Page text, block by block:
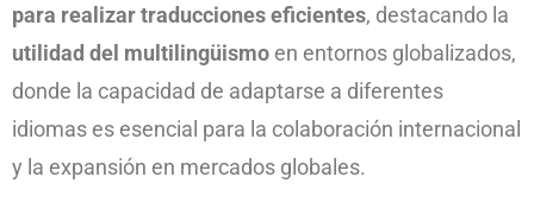
para realizar traducciones eficientes, destacando la
utilidad del multilingüismo en entornos globalizados,
donde la capacidad de adaptarse a diferentes
idiomas es esencial para la colaboración internacional
y la expansión en mercados globales.